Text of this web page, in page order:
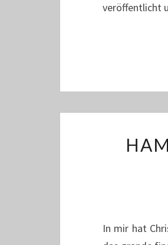
veröffentlicht
In mir hat